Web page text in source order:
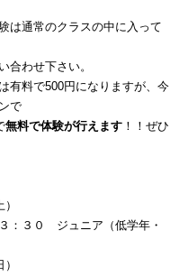
は通常のクラスの中に入って
合わせ下さい。
有料で500円になりますが、今
で
無料で体験が行えます ！！ぜひ
：３０　ジュニア（低学年・